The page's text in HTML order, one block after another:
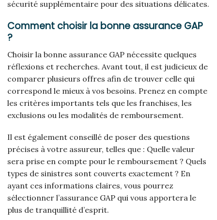
sécurité supplémentaire pour des situations délicates.
Comment choisir la bonne assurance GAP
?
Choisir la bonne assurance GAP nécessite quelques
réflexions et recherches. Avant tout, il est judicieux de
comparer plusieurs offres afin de trouver celle qui
correspond le mieux à vos besoins. Prenez en compte
les critères importants tels que les franchises, les
exclusions ou les modalités de remboursement.
Il est également conseillé de poser des questions
précises à votre assureur, telles que : Quelle valeur
sera prise en compte pour le remboursement ? Quels
types de sinistres sont couverts exactement ? En
ayant ces informations claires, vous pourrez
sélectionner l’assurance GAP qui vous apportera le
plus de tranquillité d’esprit.